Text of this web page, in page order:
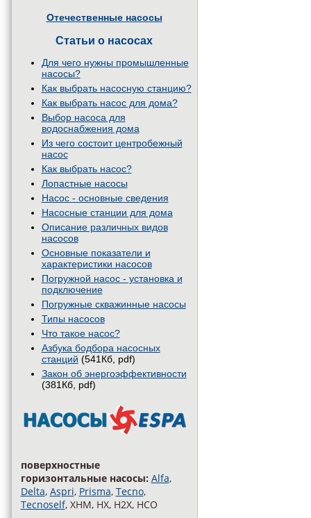
Отечественные насосы
Статьи о насосах
Для чего нужны промышленные
насосы?
Как выбрать насосную станцию?
Как выбрать насос для дома?
Выбор насоса для
водоснабжения дома
Из чего состоит центробежный
насос
Как выбрать насос?
Лопастные насосы
Насос - основные сведения
Насосные станции для дома
Описание различных видов
насосов
Основные показатели и
характеристики насосов
Погружной насос - установка и
подключение
Погружные скважинные насосы
Типы насосов
Что такое насос?
Азбука бодбора насосных
станций (541Кб, pdf)
Закон об энергоэффективности
(381Кб, pdf)
поверхностные
горизонтальные насосы: Alfa,
Delta, Aspri, Prisma, Tecno,
Tecnoself, XHM, HX, H2X, HCO